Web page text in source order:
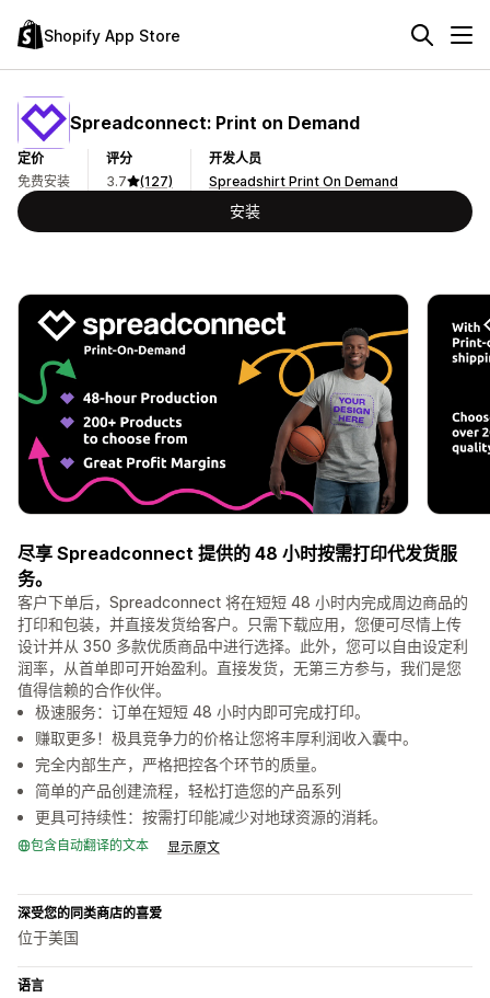
Shopify App Store
Spreadconnect: Print on Demand
定价
免费安装
评分
3.7
(127)
开发人员
Spreadshirt Print On Demand
安装
尽享 Spreadconnect 提供的 48 小时按需打印代发货服
务。
客户下单后，Spreadconnect 将在短短 48 小时内完成周边商品的
打印和包装，并直接发货给客户。只需下载应用，您便可尽情上传
设计并从 350 多款优质商品中进行选择。此外，您可以自由设定利
润率，从首单即可开始盈利。直接发货，无第三方参与，我们是您
值得信赖的合作伙伴。
极速服务：订单在短短 48 小时内即可完成打印。
赚取更多！极具竞争力的价格让您将丰厚利润收入囊中。
完全内部生产，严格把控各个环节的质量。
简单的产品创建流程，轻松打造您的产品系列
更具可持续性：按需打印能减少对地球资源的消耗。
包含自动翻译的文本 显示原文
深受您的同类商店的喜爱
位于美国
语言